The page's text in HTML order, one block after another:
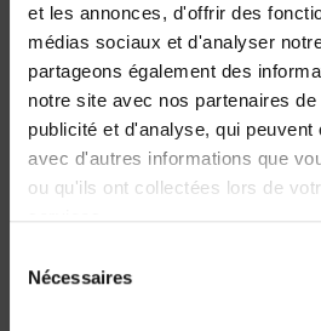
et les annonces, d'offrir des
médias sociaux et d'analyser
partageons également des
notre site avec nos partenaires
publicité et d'analyse, qui
avec d'autres informations que
ou qu'ils ont collectées lors de
Nécessaires
Livraison
dans le monde